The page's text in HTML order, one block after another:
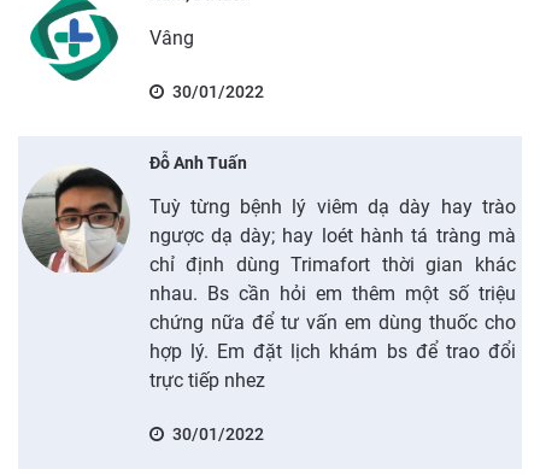
Vâng
30/01/2022
Đỗ Anh Tuấn
Tuỳ từng bệnh lý viêm dạ dày hay trào
ngược dạ dày; hay loét hành tá tràng mà
chỉ định dùng Trimafort thời gian khác
nhau. Bs cần hỏi em thêm một số triệu
chứng nữa để tư vấn em dùng thuốc cho
hợp lý. Em đặt lịch khám bs để trao đổi
trực tiếp nhez
30/01/2022